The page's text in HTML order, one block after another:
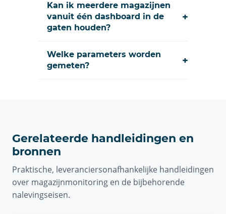
Kan ik meerdere magazijnen
vanuit één dashboard in de
gaten houden?
+
Welke parameters worden
gemeten?
+
Gerelateerde handleidingen en
bronnen
Praktische, leveranciersonafhankelijke handleidingen
over magazijnmonitoring en de bijbehorende
nalevingseisen.